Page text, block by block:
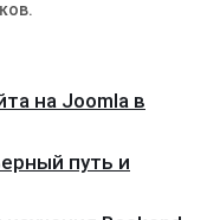
на Joomla в
путь и